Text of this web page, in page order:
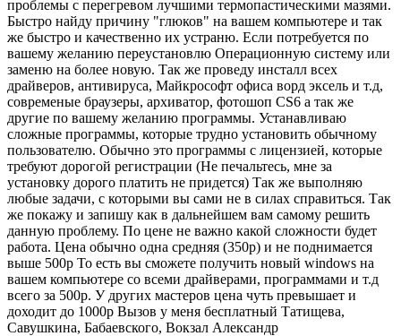
проблемы с перегревом лучшими термопастическими мазями.
Быстро найду причину "глюков" на вашем компьютере и так
же быстро и качественно их устраню. Если потребуется по
вашему желанию переустановлю Операционную систему или
заменю на более новую. Так же проведу инсталл всех
драйверов, антивируса, Майкрософт офиса ворд эксель и т.д,
современые браузеры, архиватор, фотошоп CS6 а так же
другие по вашему желанию программы. Устанавливаю
сложные программы, которые трудно установить обычному
пользователю. Обычно это программы с лицензией, которые
требуют дорогой регистрации (Не печальтесь, мне за
установку дорого платить не придется) Так же выполняю
любые задачи, с которыми вы сами не в силах справиться. Так
же покажу и запишу как в дальнейшем вам самому решить
данную проблему. По цене не важно какой сложности будет
работа. Цена обычно одна средняя (350р) и не поднимается
выше 500р То есть вы сможете получить новый windows на
вашем компьютере со всеми драйверами, программами и т.д
всего за 500р. У других мастеров цена чуть превышает и
доходит до 1000р Вызов у меня бесплатный Татищева,
Савушкина, Бабаевского, Вокзал Александр